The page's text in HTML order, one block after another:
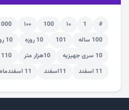
#
1 ۱۰ 100 ۱۰۰
100 ساله
101 10 روزه 10 روستا
10 سری جهیزیه
10هزار متر 110
11 اسفند
11اسفند 11 اسفندماه